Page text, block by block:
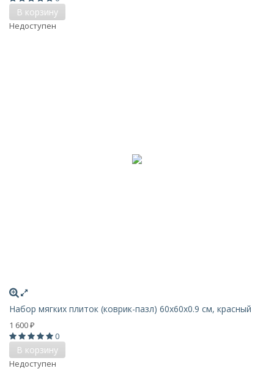
В корзину
Недоступен
Набор мягких плиток (коврик-пазл) 60х60x0.9 см, красный
1 600 ₽
0
В корзину
Недоступен